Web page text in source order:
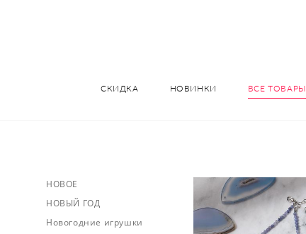
СКИДКА НОВИНКИ ВСЕ ТОВАРЫ
НОВОЕ
НОВЫЙ ГОД
Новогодние игрушки